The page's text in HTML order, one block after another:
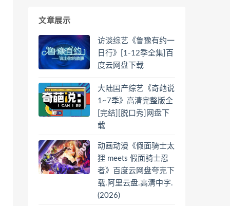
文章展示
访谈综艺《鲁豫有约一
日行》[1-12季全集]百
度云网盘下载
大陆国产综艺《奇葩说
1~7季》高清完整版全
[完结][脱口秀]网盘下
载
动画动漫《假面骑士太
狸 meets 假面骑士忍
者》百度云网盘夸克下
载.阿里云盘.高清中字.
(2026)